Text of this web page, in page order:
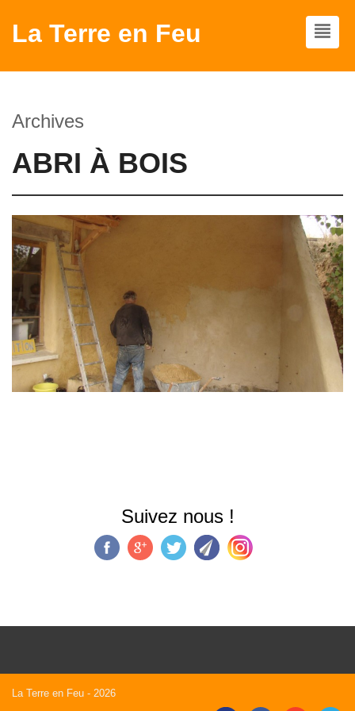
La Terre en Feu
Archives
ABRI À BOIS
Suivez nous !
La Terre en Feu - 2026